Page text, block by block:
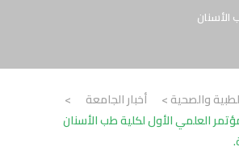
الأسنان
والصحية> أخبار الجامعة
>
العلمي الأول لكلية طب الأسنان